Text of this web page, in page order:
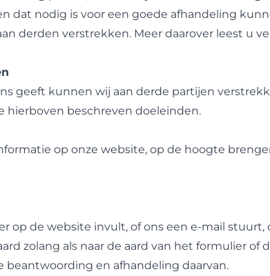
dat nodig is voor een goede afhandeling
derden verstrekken. Meer daarover leest u
geeft kunnen wij aan derde partijen
hierboven beschreven doeleinden.
op onze website, op de hoogte
op de website invult, of ons een e-mail
zolang als naar de aard van het formulier of
beantwoording en afhandeling daarvan.